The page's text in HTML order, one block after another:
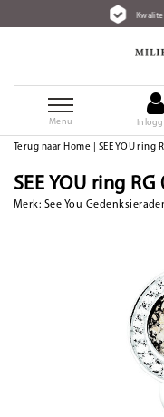
Kwaliteits sieraden en
Menu
Terug naar Home SEE YOU ring
SEE YOU ring
Merk: See You